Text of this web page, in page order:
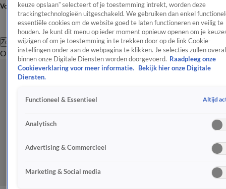
Volg Shownieuws
Zoeken
OverzichtEntertainmentSpraakmakendRealityCrimeVideo's
keuze opslaan” selecteert of je toestemming intrekt, worden deze
trackingtechnologieën uitgeschakeld. We gebruiken dan enkel
essentiële cookies om de website goed te laten functioneren en veilig te
houden. Je kunt dit menu op ieder moment opnieuw openen om je
wijzigen of om je toestemming in te trekken door op de link Cookie-
instellingen onder aan de webpagina te klikken. Je selecties zullen overal
binnen onze Digitale Diensten worden doorgevoerd. Raadpleeg onze
Cookieverklaring voor meer informatie.
Bekijk hier onze Digitale
Diensten.
Functioneel & Essentieel Altijd
Analytisch
Advertising & Commercieel
Marketing & Social media